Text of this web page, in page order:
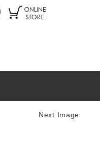
Next Image